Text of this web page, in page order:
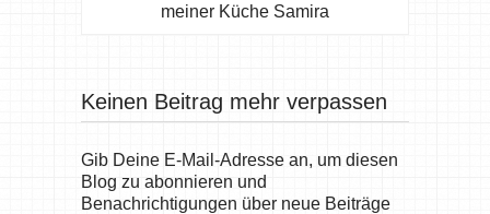
meiner Küche Samira
Keinen Beitrag mehr verpassen
Gib Deine E-Mail-Adresse an, um diesen
Blog zu abonnieren und
Benachrichtigungen über neue Beiträge